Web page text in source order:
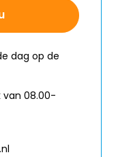
dag op de
van 08.00-